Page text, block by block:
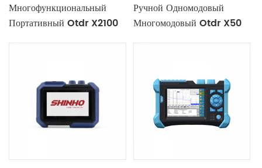
Многофункциональный
Портативный Otdr X2100
Ручной Одномодовый
Многомодовый Otdr X50